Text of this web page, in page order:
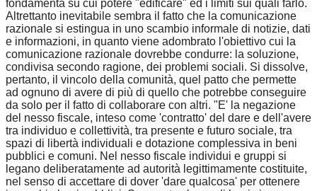
fondamenta su cui potere "edificare" ed i limiti sui quali farlo.
Altrettanto inevitabile sembra il fatto che la comunicazione
razionale si estingua in uno scambio informale di notizie, dati
e informazioni, in quanto viene adombrato l'obiettivo cui la
comunicazione razionale dovrebbe condurre: la soluzione,
condivisa secondo ragione, dei problemi sociali. Si dissolve,
pertanto, il vincolo della comunità, quel patto che permette
ad ognuno di avere di più di quello che potrebbe conseguire
da solo per il fatto di collaborare con altri. "E' la negazione
del nesso fiscale, inteso come 'contratto' del dare e dell'avere
tra individuo e collettività, tra presente e futuro sociale, tra
spazi di libertà individuali e dotazione complessiva in beni
pubblici e comuni. Nel nesso fiscale individui e gruppi si
legano deliberatamente ad autorità legittimamente costituite,
nel senso di accettare di dover 'dare qualcosa' per ottenere